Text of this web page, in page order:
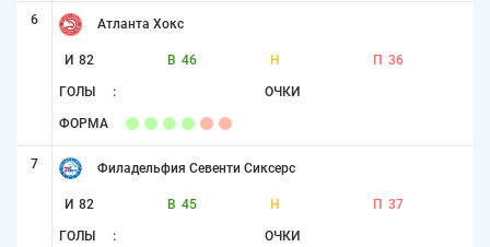
6 Атланта Хокс
И 82 В 46 Н П 36
ГОЛЫ : ОЧКИ
ФОРМА
7 Филадельфия Севенти Сиксерс
И 82 В 45 Н П 37
ГОЛЫ : ОЧКИ